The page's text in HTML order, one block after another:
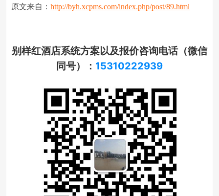
原文来自：http://byh.xcpms.com/index.php/post/89.html
别样红酒店系统方案以及报价咨询电话（微信
同号）： 15310222939